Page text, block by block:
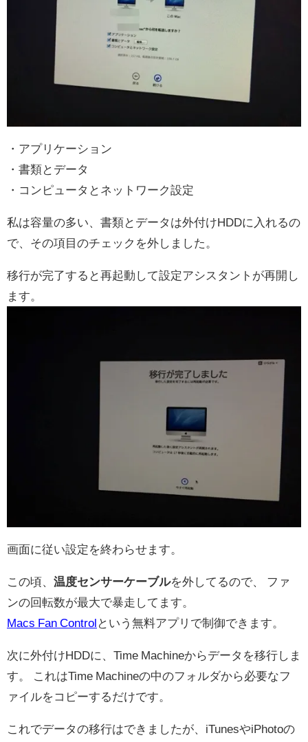
・アプリケーション
・書類とデータ
・コンピュータとネットワーク設定
私は容量の多い、書類とデータは外付けHDDに入れるの
で、その項目のチェックを外しました。
移行が完了すると再起動して設定アシスタントが再開し
ます。
画面に従い設定を終わらせます。
この頃、 温度センサーケーブルを外してるので、 ファ
ンの回転数が最大で暴走してます。
Macs Fan Control という無料アプリで制御できます。
次に外付けHDDに、Time Machineからデータを移行しま
す。 これはTime Machineの中のフォルダから必要なフ
ァイルをコピーするだけです。
これでデータの移行はできましたが、iTunesやiPhotoの